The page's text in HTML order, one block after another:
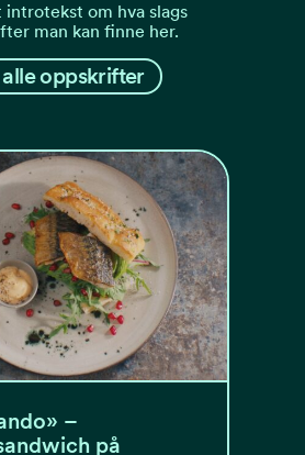
om hva slags
man kan finne her.
alle oppskrifter
–
på